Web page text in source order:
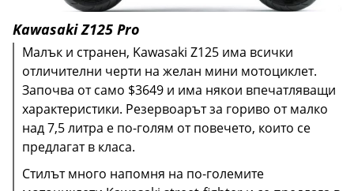
Kawasaki Z125 Pro
Малък и странен, Kawasaki Z125 има всички
отличителни черти на желан мини мотоциклет.
Започва от само $3649 и има някои впечатляващи
характеристики. Резервоарът за гориво от малко
над 7,5 литра е по-голям от повечето, които се
предлагат в класа.
Стилът много напомня на по-големите
Grom се задвижва от 124-кубиков едноцилиндров
четиритактов двигател с въздушно охлаждане,
Стандартно оборудване включва полуавтоматична
скоростна кутия без съединител, ABS на предните
колела и впръскване на гориво. Плюс стандартен
Цялото това оборудване и начална цена от $3499
правят CRF доста привлекателен за начинаещи.